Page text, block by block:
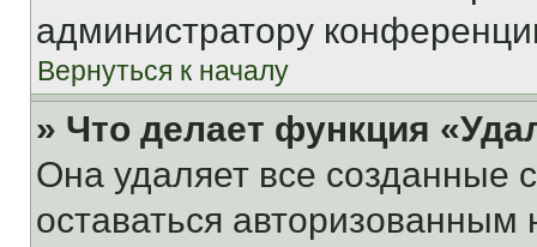
администратору
Вернуться к началу
» Что делает функция
Она удаляет все созданные
оставаться